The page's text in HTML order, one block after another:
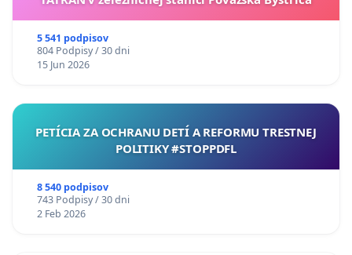
5 541 podpisov
804 Podpisy / 30 dni
15 Jun 2026
PETÍCIA ZA OCHRANU DETÍ A REFORMU TRESTNEJ
POLITIKY #STOPPDFL
8 540 podpisov
743 Podpisy / 30 dni
2 Feb 2026